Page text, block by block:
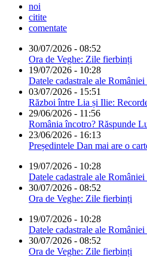
noi
citite
comentate
30/07/2026 - 08:52
Ora de Veghe: Zile fierbinți
19/07/2026 - 10:28
Datele cadastrale ale
03/07/2026 - 15:51
Război între Lia și Ilie:
29/06/2026 - 11:56
România încotro? Răspunde
23/06/2026 - 16:13
Președintele Dan mai are o
19/07/2026 - 10:28
Datele cadastrale ale
30/07/2026 - 08:52
Ora de Veghe: Zile fierbinți
19/07/2026 - 10:28
Datele cadastrale ale
30/07/2026 - 08:52
Ora de Veghe: Zile fierbinți